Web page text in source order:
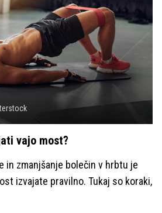
vajo most?
in zmanjšanje bolečin v hrbtu je
izvajate pravilno. Tukaj so koraki,